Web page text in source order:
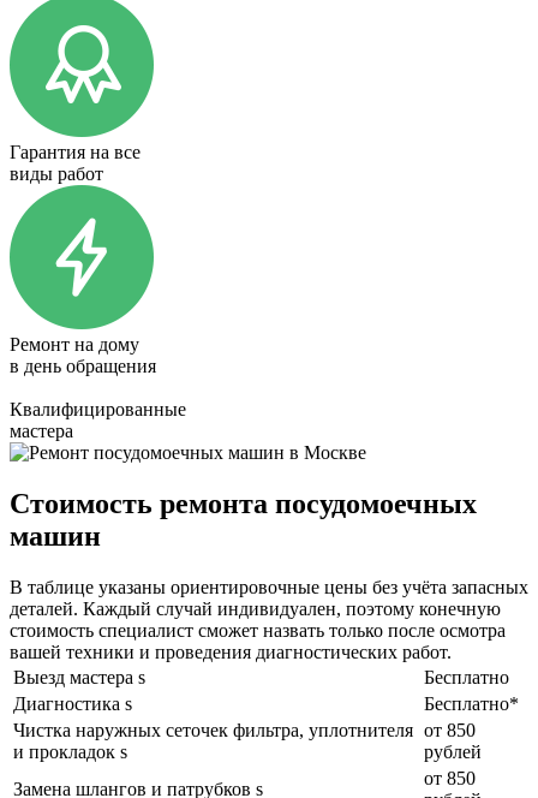
Гарантия на все
виды работ
Ремонт на дому
в день обращения
Квалифицированные
мастера
Стоимость ремонта посудомоечных
машин
В таблице указаны ориентировочные цены без учёта запасных
деталей. Каждый случай индивидуален, поэтому конечную
стоимость специалист сможет назвать только после осмотра
вашей техники и проведения диагностических работ.
Выезд мастера s
Бесплатно
Диагностика s
Бесплатно*
Чистка наружных сеточек фильтра, уплотнителя
и прокладок s
от 850
рублей
Замена шлангов и патрубков s
от 850